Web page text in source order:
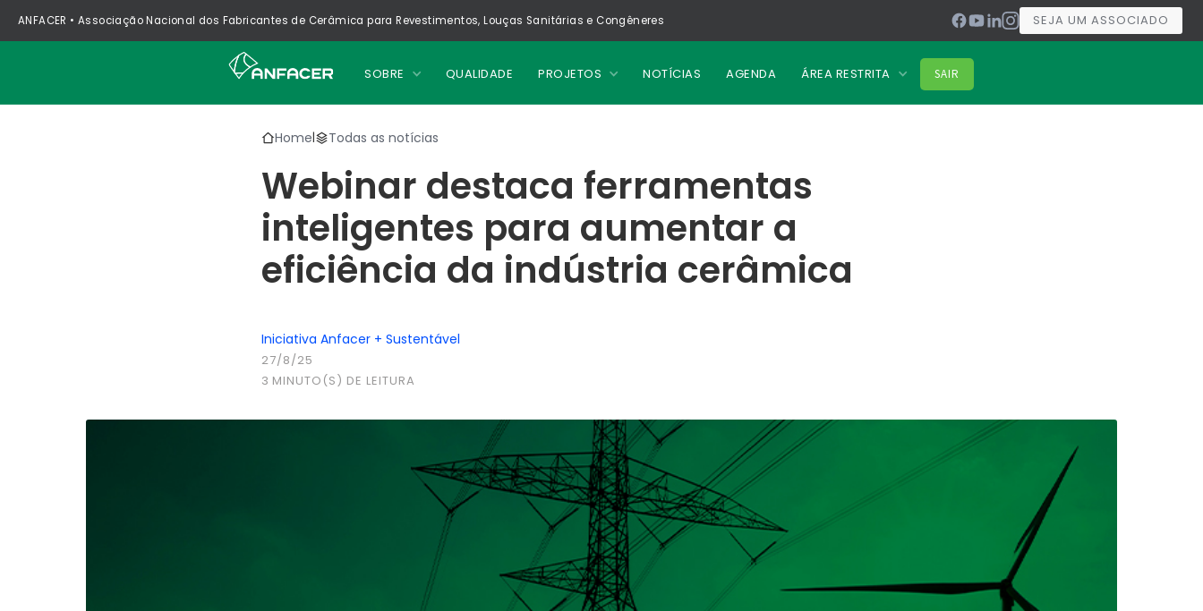
ANFACER • Associação Nacional dos Fabricantes de Cerâmica para Revestimentos, Louças Sanitárias e Congêneres SEJA UM ASSOCIADO
SOBRE QUALIDADE PROJETOS NOTÍCIAS AGENDA ÁREA RESTRITA SAIR
Home| Todas as notícias
Webinar destaca ferramentas
inteligentes para aumentar a
eficiência da indústria cerâmica
Iniciativa Anfacer + Sustentável
27/8/25
3 MINUTO(S) DE LEITURA